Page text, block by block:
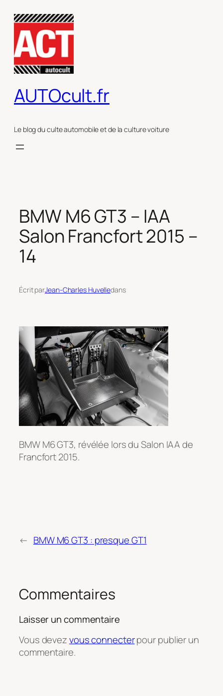
contenu
AUTOcult.fr
Le blog du culte automobile et de la culture voiture
BMW M6 GT3 – IAA
Salon Francfort 2015 –
14
Écrit parJean-Charles Huvelledans
BMW M6 GT3, révélée lors du Salon IAA de
Francfort 2015.
← BMW M6 GT3 : presque GT1
Commentaires
Laisser un commentaire
Vous devezvous connecterpour publier un
commentaire.